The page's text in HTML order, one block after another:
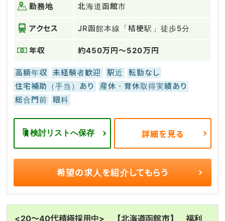
勤務地 北海道函館市
アクセス JR函館本線「桔梗駅」徒歩5分
年収 約450万円～520万円
高額年収 未経験者歓迎 駅近
転勤なし
住宅補助（手当）あり
産休・育休取得実績あり
総合門前
眼科
検討リストへ保存 詳細を見る
希望の求人を紹介してもらう
<20～40代積極採用中> 【北海道函館市】 福利